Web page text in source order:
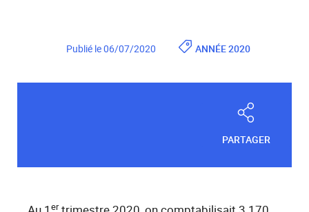
Publié le 06/07/2020 ANNÉE 2020
PARTAGER
er